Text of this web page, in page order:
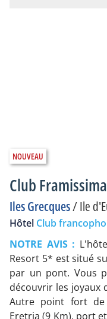
Club
Iles Grecques/Ile
Hôtel Club
NOTRE AVIS :
Resort 5* est situé
par un pont. Vous
découvrir les joyaux
Autre point fort de
Eretria (9 Km), port